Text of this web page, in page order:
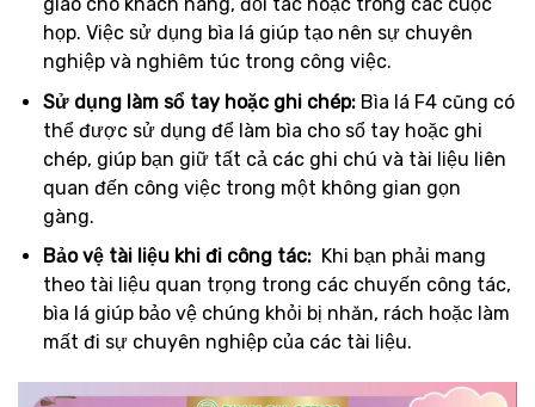
họp. Việc sử dụng bìa lá giúp tạo nên sự chuyên
nghiệp và nghiêm túc trong công việc.
Sử dụng làm sổ tay hoặc ghi chép: Bìa lá F4 cũng có
thể được sử dụng để làm bìa cho sổ tay hoặc ghi
chép, giúp bạn giữ tất cả các ghi chú và tài liệu liên
quan đến công việc trong một không gian gọn
gàng.
Bảo vệ tài liệu khi đi công tác: Khi bạn phải mang
theo tài liệu quan trọng trong các chuyến công tác,
bìa lá giúp bảo vệ chúng khỏi bị nhăn, rách hoặc làm
mất đi sự chuyên nghiệp của các tài liệu.